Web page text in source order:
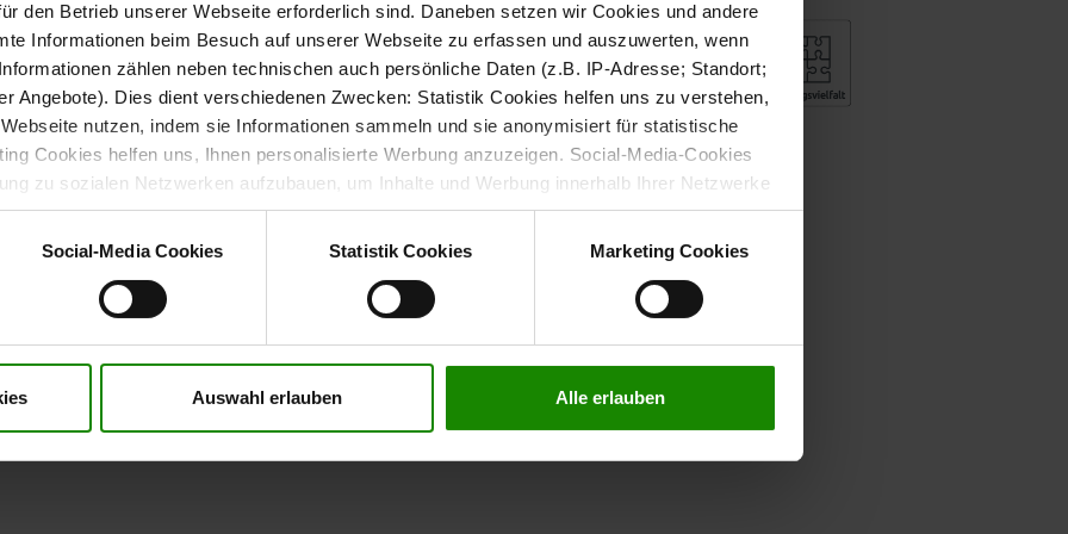
den Betrieb unserer Webseite erforderlich sind. Daneben setzen wir Cookies und andere
Informationen beim Besuch auf unserer Webseite zu erfassen und auszuwerten, wenn
zählen neben technischen auch persönliche Daten (z.B. IP-Adresse; Standort;
Angebote). Dies dient verschiedenen Zwecken: Statistik Cookies helfen uns zu verstehen,
nutzen, indem sie Informationen sammeln und sie anonymisiert für statistische
Cookies helfen uns, Ihnen personalisierte Werbung anzuzeigen. Social-Media-Cookies
zu sozialen Netzwerken aufzubauen, um Inhalte und Werbung innerhalb Ihrer Netzwerke
welche Kategorien sie neben den notwendigen Cookies zulassen möchten.
Sie nur notwendige Cookies zulassen wollen, oder auf „ Einverstanden
“, wenn Sie mit
Wirkung für die Zukunft widerrufen. Für weitere Informationen lesen Sie bitte unsere
Social-Media Cookies Statistik Cookies Marketing Cookies
Auswahl erlauben Alle erlauben
anpassen
viel Platz für erholsame Nächte. Die
Anpassung der Liegehöhe. Dadurch kannst du den
anpassen.
du passende Modelle nach deinen persönlichen